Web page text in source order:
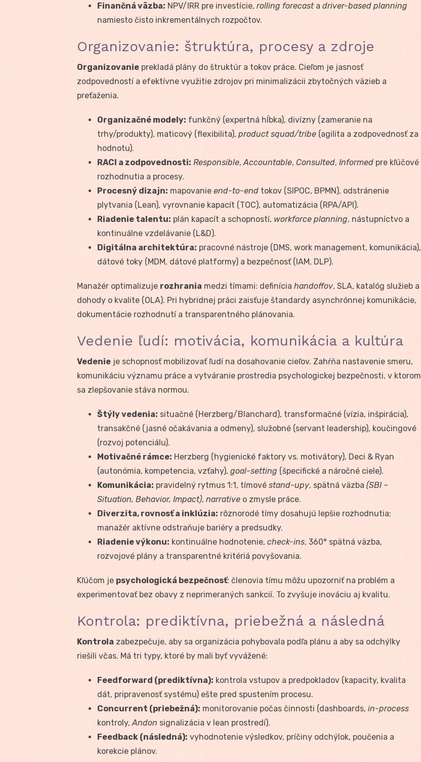
Finančná väzba: NPV/IRR pre investície, rolling forecasta driver-based planning
namiesto čisto inkrementálnych rozpočtov.
Organizovanie: štruktúra, procesy a zdroje
Organizovanie prekladá plány do štruktúr a tokov práce. Cieľom je jasnosť
zodpovedností a efektívne využitie zdrojov pri minimalizácii zbytočných väzieb a
preťaženia.
Organizačné modely: funkčný (expertná hĺbka), divízny (zameranie na
trhy/produkty), maticový (flexibilita), product squad/tribe (agilita a zodpovednosť za
hodnotu).
RACI a zodpovednosti: Responsible, Accountable, Consulted, Informed pre kľúčové
rozhodnutia a procesy.
Procesný dizajn: mapovanie end-to-end tokov (SIPOC, BPMN), odstránenie
plytvania (Lean), vyrovnanie kapacít (TOC), automatizácia (RPA/API).
Riadenie talentu: plán kapacít a schopností, workforce planning, nástupníctvo a
kontinuálne vzdelávanie (L&D).
Digitálna architektúra: pracovné nástroje (DMS, work management, komunikácia),
dátové toky (MDM, dátové platformy) a bezpečnosť (IAM, DLP).
Manažér optimalizuje rozhrania medzi tímami: definícia handoffov, SLA, katalóg služieb a
dohody o kvalite (OLA). Pri hybridnej práci zaisťuje štandardy asynchrónnej komunikácie,
dokumentácie rozhodnutí a transparentného plánovania.
Vedenie ľudí: motivácia, komunikácia a kultúra
Vedenie je schopnosť mobilizovať ľudí na dosahovanie cieľov. Zahŕňa nastavenie smeru,
komunikáciu významu práce a vytváranie prostredia psychologickej bezpečnosti, v ktorom
sa zlepšovanie stáva normou.
Štýly vedenia: situačné (Herzberg/Blanchard), transformačné (vízia, inšpirácia),
transakčné (jasné očakávania a odmeny), služobné (servant leadership), koučingové
(rozvoj potenciálu).
Motivačné rámce: Herzberg (hygienické faktory vs. motivátory), Deci & Ryan
(autonómia, kompetencia, vzťahy), goal-setting (špecifické a náročné ciele).
Komunikácia: pravidelný rytmus 1:1, tímové stand-upy, spätná väzba (SBI –
Situation, Behavior, Impact), narrative o zmysle práce.
Diverzita, rovnosť a inklúzia: rôznorodé tímy dosahujú lepšie rozhodnutia;
manažér aktívne odstraňuje bariéry a predsudky.
Riadenie výkonu: kontinuálne hodnotenie, check-ins, 360° spätná väzba,
rozvojové plány a transparentné kritériá povyšovania.
Kľúčom je psychologická bezpečnosť: členovia tímu môžu upozorniť na problém a
experimentovať bez obavy z neprimeraných sankcií. To zvyšuje inováciu aj kvalitu.
Kontrola: prediktívna, priebežná a následná
Kontrola zabezpečuje, aby sa organizácia pohybovala podľa plánu a aby sa odchýlky
riešili včas. Má tri typy, ktoré by mali byť vyvážené:
Feedforward (prediktívna): kontrola vstupov a predpokladov (kapacity, kvalita
dát, pripravenosť systému) ešte pred spustením procesu.
Concurrent (priebežná): monitorovanie počas činnosti (dashboards, in-process
kontroly, Andon signalizácia v lean prostredí).
Feedback (následná): vyhodnotenie výsledkov, príčiny odchýlok, poučenia a
korekcie plánov.